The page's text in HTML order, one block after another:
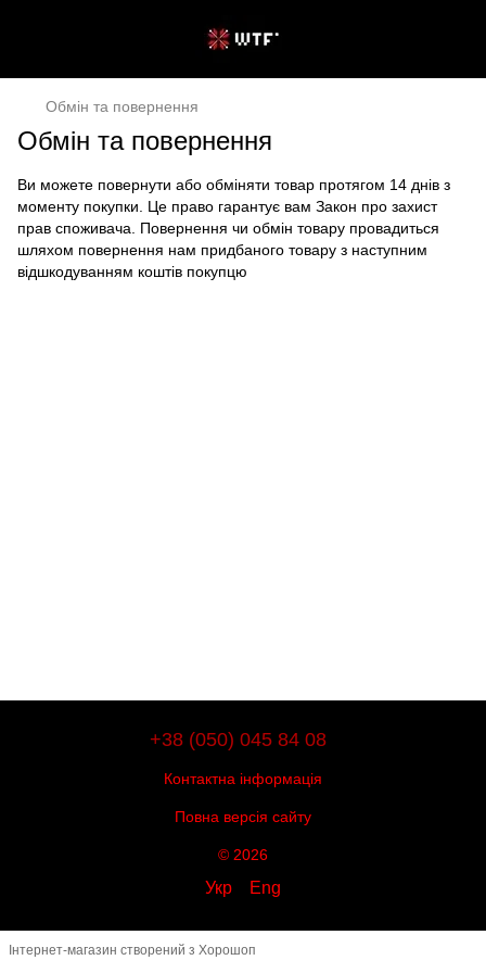
Обмін та повернення
Обмін та повернення
Ви можете повернути або обміняти товар протягом 14 днів з
моменту покупки. Це право гарантує вам Закон про захист
прав споживача. Повернення чи обмін товару провадиться
шляхом повернення нам придбаного товару з наступним
відшкодуванням коштів покупцю
+38 (050) 045 84 08
Контактна інформація
Повна версія сайту
© 2026
Укр Eng
Інтернет-магазин створений з Хорошоп